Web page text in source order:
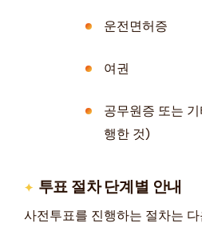
운전면허증
여권
공무원증 또는
행한 것)
투표 절차 단계별 안내
사전투표를 진행하는 절차는